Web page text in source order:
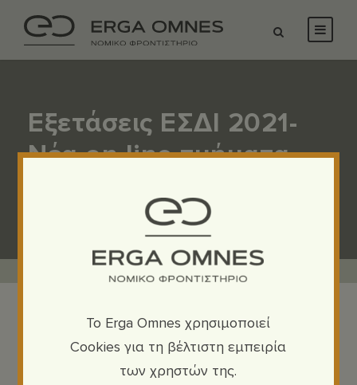
Εξετάσεις ΕΣΔΙ 2021-
Nέα on line τμήματα
To Erga Omnes χρησιμοποιεί
Cookies για τη βέλτιστη εμπειρία
των χρηστών της.